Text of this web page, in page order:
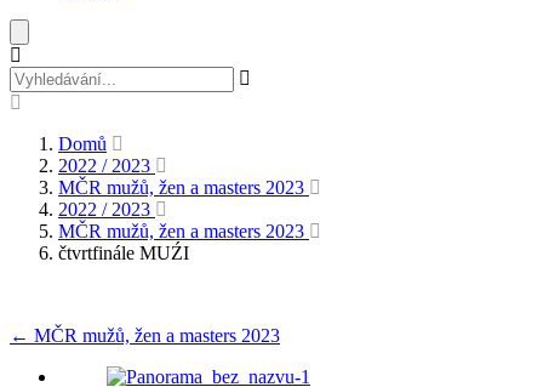
Domů
2022 / 2023
MČR mužů, žen a masters 2023
2022 / 2023
MČR mužů, žen a masters 2023
čtvrtfinále MUŹI
← MČR mužů, žen a masters 2023